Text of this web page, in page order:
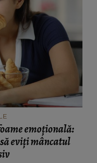
emoțională:
eviți mâncatul